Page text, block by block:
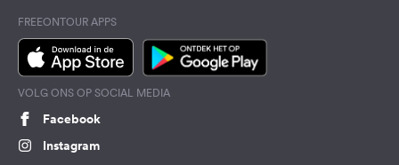
FREEONTOUR APPS
VOLG ONS OP SOCIAL MEDIA
Facebook
Instagram